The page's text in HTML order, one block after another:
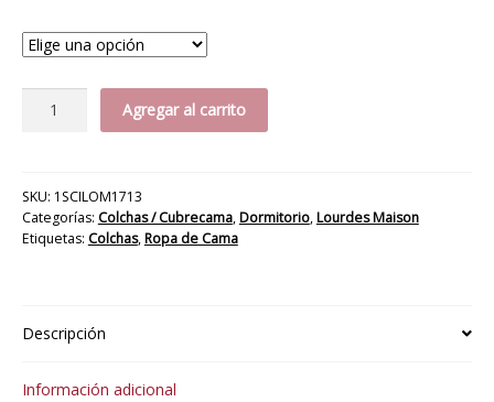
Agregar al carrito
SKU: 1SCILOM1713
Categorías: Colchas / Cubrecama,Dormitorio,Lourdes Maison
Etiquetas: Colchas,Ropa de Cama
Descripción
Información adicional